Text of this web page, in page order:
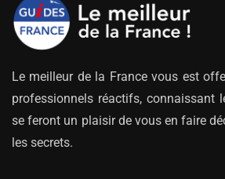
Le meilleur de la France vous est
professionnels réactifs, connaissant
se feront un plaisir de vous en faire
les secrets.